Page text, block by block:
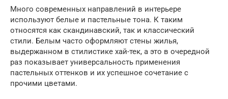
Много современных направлений в интерьере
используют белые и пастельные тона. К таким
относятся как скандинавский, так и классический
стили. Белым часто оформляют стены жилья,
выдержанном в стилистике хай-тек, а это в очередной
раз показывает универсальность применения
пастельных оттенков и их успешное сочетание с
прочими цветами.